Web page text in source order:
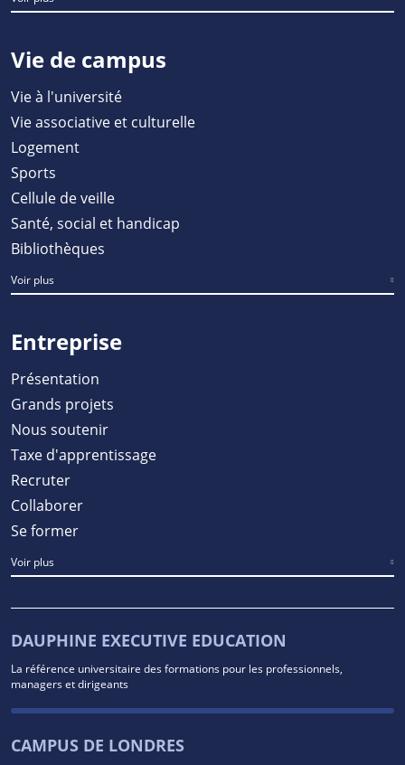
Vie de campus
Vie à l'université
Vie associative et culturelle
Logement
Sports
Cellule de veille
Santé, social et handicap
Bibliothèques
Voir plus
Entreprise
Présentation
Grands projets
Nous soutenir
Taxe d'apprentissage
Recruter
Collaborer
Se former
Voir plus
DAUPHINE EXECUTIVE EDUCATION
La référence universitaire des formations pour les professionnels,
managers et dirigeants
CAMPUS DE LONDRES